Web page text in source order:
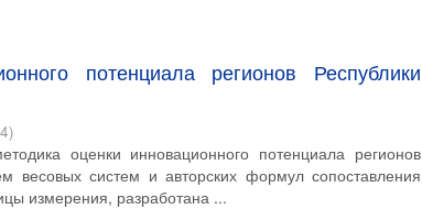
потенциала регионов Республики
)
оценки инновационного потенциала регионов
весовых систем и авторских формул сопоставления
измерения, разработана ...